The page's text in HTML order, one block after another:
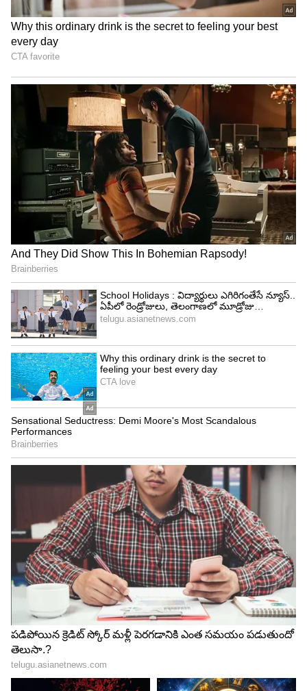
అయితే ముస్లిం రాజు పేరుపై ఉన్న రైలును హిందూ
రాజవంశం పేరుపైకి మార్చ‌డం ప‌ట్ల కొన్ని వ‌ర్గాల నుంచి
అధికార బీజేపీ విమ‌ర్శ‌లు వ‌చ్చాయి. కాషాయీకరణ
ఎజెండాగానే ఇవి జ‌రుగుతున్నాయ‌ని ఆరోప‌ణ‌లు
వెల్లువెత్తాయి. కాగా.. ప్రస్తుత కర్ణాటకలోని పూర్వపు మైసూర్
రాజ్యానికి వడయార్లు హిందూ పాలకులుగా ఉండగా, టిప్పు
సుల్తాన్ శ్రీరంగపట్టణానికి ముస్లిం పాలకుడు. ఆయ‌న బ్రిటిష్
పాల‌కుల‌తో పోరాడి మరణించారు.